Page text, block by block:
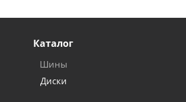
Каталог
Шины
Диски